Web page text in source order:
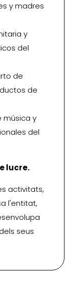
y madres
y
del
de
de
música y
del
lucre.
activitats,
l'entitat,
seus